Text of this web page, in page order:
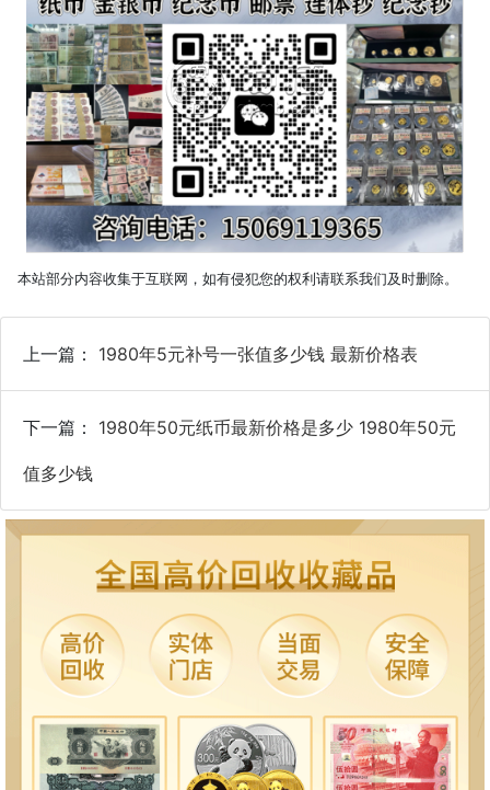
本站部分内容收集于互联网，如有侵犯您的权利请联系我们及时删除。
上一篇： 1980年5元补号一张值多少钱 最新价格表
下一篇： 1980年50元纸币最新价格是多少 1980年50元
值多少钱